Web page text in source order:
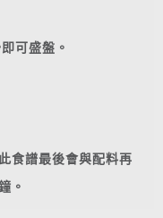
可盛盤。
食譜最後會與配料再
。